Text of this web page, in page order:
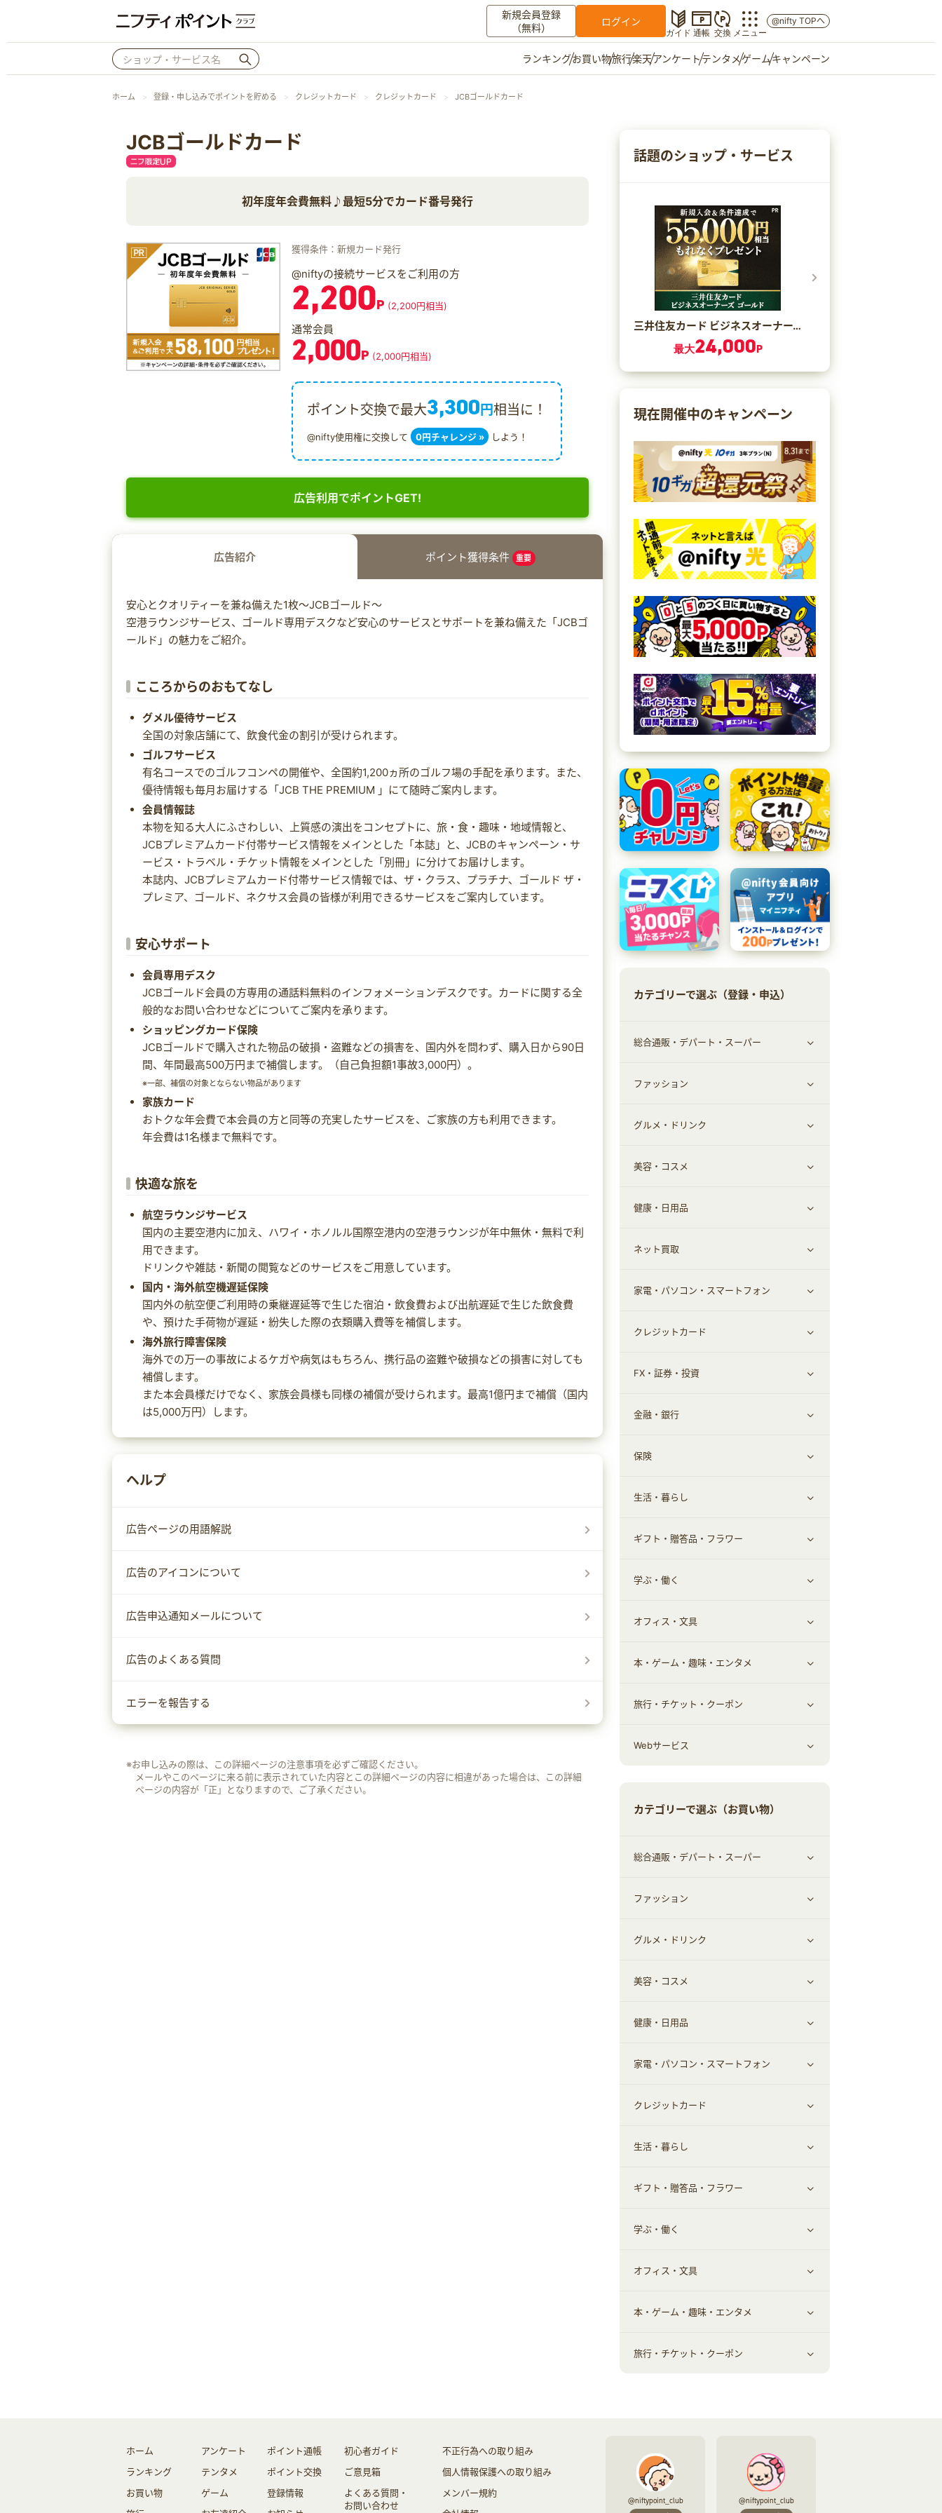
新規会員登録
（無料）
ログイン
ガイド 通帳 交換 メニュー
お知らせ
@nifty TOPへ
ランキングお買い物旅行楽天アンケートテンタメゲームキャンペーン
ホーム 登録・申し込みでポイントを貯める クレジットカード クレジットカード JCBゴールドカード
JCBゴールドカード
初年度年会費無料♪最短5分でカード番号発行
獲得条件：新規カード発行
@niftyの接続サービスをご利用の方
2,200P (2,200円相当)
通常会員
2,000P (2,000円相当)
ポイント交換で最大3,300円相当に！
@nifty使用権に交換して 0円チャレンジ » しよう！
広告利用でポイントGET!
広告紹介 ポイント獲得条件 重要
安心とクオリティーを兼ね備えた1枚～JCBゴールド～
空港ラウンジサービス、ゴールド専用デスクなど安心のサービスとサポートを兼ね備えた「JCBゴ
ールド」の魅力をご紹介。
こころからのおもてなし
グメル優待サービス
全国の対象店舗にて、飲食代金の割引が受けられます。
ゴルフサービス
有名コースでのゴルフコンペの開催や、全国約1,200ヵ所のゴルフ場の手配を承ります。また、
優待情報も毎月お届けする「JCB THE PREMIUM 」にて随時ご案内します。
会員情報誌
本物を知る大人にふさわしい、上質感の演出をコンセプトに、旅・食・趣味・地域情報と、
JCBプレミアムカード付帯サービス情報をメインとした「本誌」と、JCBのキャンペーン・サ
ービス・トラベル・チケット情報をメインとした「別冊」に分けてお届けします。
本誌内、JCBプレミアムカード付帯サービス情報では、ザ・クラス、プラチナ、ゴールド ザ・
プレミア、ゴールド、ネクサス会員の皆様が利用できるサービスをご案内しています。
安心サポート
会員専用デスク
JCBゴールド会員の方専用の通話料無料のインフォメーションデスクです。カードに関する全
般的なお問い合わせなどについてご案内を承ります。
ショッピングカード保険
JCBゴールドで購入された物品の破損・盗難などの損害を、国内外を問わず、購入日から90日
間、年間最高500万円まで補償します。（自己負担額1事故3,000円）。
※一部、補償の対象とならない物品があります
家族カード
おトクな年会費で本会員の方と同等の充実したサービスを、ご家族の方も利用できます。
年会費は1名様まで無料です。
快適な旅を
航空ラウンジサービス
国内の主要空港内に加え、ハワイ・ホノルル国際空港内の空港ラウンジが年中無休・無料で利
用できます。
ドリンクや雑誌・新聞の閲覧などのサービスをご用意しています。
国内・海外航空機遅延保険
国内外の航空便ご利用時の乗継遅延等で生じた宿泊・飲食費および出航遅延で生じた飲食費
や、預けた手荷物が遅延・紛失した際の衣類購入費等を補償します。
海外旅行障害保険
海外での万一の事故によるケガや病気はもちろん、携行品の盗難や破損などの損害に対しても
補償します。
また本会員様だけでなく、家族会員様も同様の補償が受けられます。最高1億円まで補償（国内
は5,000万円）します。
ヘルプ
広告ページの用語解説
広告のアイコンについて
広告申込通知メールについて
広告のよくある質問
エラーを報告する
※お申し込みの際は、この詳細ページの注意事項を必ずご確認ください。
メールやこのページに来る前に表示されていた内容とこの詳細ページの内容に相違があった場合は、この詳細
ページの内容が「正」となりますので、ご了承ください。
話題のショップ・サービス
三井住友カード ビジネスオーナーズ ゴールド（カード発行）
最大24,000P
現在開催中のキャンペーン
カテゴリーで選ぶ（登録・申込）
総合通販・デパート・スーパー
すべて見る
総合通販
ファッション
すべて見る
ファッション
インナー・下着
スーツ・フォーマル
グルメ・ドリンク
すべて見る
グルメ
お酒
食材宅配
ウォーターサーバー
美容・コスメ
すべて見る
ヘアケア
エステ・サロン
メンズ美容
健康・日用品
すべて見る
スポーツ・フィットネス
日用品・薬局・からだ
ネット買取
すべて見る
ネット買取
家電・パソコン・スマートフォン
すべて見る
家電・パソコン・ソフトウェア
通信・レンタルサーバー
スマホ・携帯電話・SIM
定額制有料コンテンツ
クレジットカード
すべて見る
クレジットカード
FX・証券・投資
すべて見る
証券
仮想通貨
その他投資
金融・銀行
銀行・ネット銀行
キャッシング・ローン
その他金融
保険
すべて見る
保険相談・面談
生活・暮らし
すべて見る
住まい・暮らし
不動産
引越し
エコ・エネルギー
車情報・カーシェア・レンタル
ギフト・贈答品・フラワー
すべて見る
ギフト・贈答品
学ぶ・働く
すべて見る
習い事・学習・学校
仕事・転職
オフィス・文具
すべて見る
オフィス・文具
本・ゲーム・趣味・エンタメ
すべて見る
ゲーム・趣味
旅行・チケット・クーポン
すべて見る
Webサービス
カテゴリーで選ぶ（お買い物）
総合通販・デパート・スーパー
すべて見る
総合通販
デパート・スーパー
ファッション
すべて見る
ファッション
インナー・下着
靴・フットウェア
小物・かばん
スーツ・フォーマル
グルメ・ドリンク
すべて見る
グルメ
ドリンク
お酒
食材宅配
美容・コスメ
すべて見る
スキンケア
メイクアップ
ヘアケア
メンズ美容
美容・ダイエット用品
脱毛用品
美容食品
健康・日用品
すべて見る
健康食品｜青汁・飲料
健康食品｜乳酸菌・ケフィア
健康食品｜その他
スポーツ・フィットネス
日用品・薬局・からだ
家電・パソコン・スマートフォン
すべて見る
家電・パソコン・ソフトウェア
スマホ・携帯電話・SIM
クレジットカード
すべて見る
クレジットカード
生活・暮らし
すべて見る
車情報・カーシェア・レンタル
お役立ち
生活雑貨・家具インテリア
赤ちゃん・こども・マタニティ
ギフト・贈答品・フラワー
すべて見る
ギフト・贈答品
フラワー
学ぶ・働く
すべて見る
習い事・学習・学校
オフィス・文具
すべて見る
オフィス・文具
本・ゲーム・趣味・エンタメ
すべて見る
本
旅行・チケット・クーポン
チケット・クーポン・チラシ
ホーム
ランキング
お買い物
アンケート
テンタメ
ゲーム
ポイント通帳
ポイント交換
登録情報
初心者ガイド
ご意見箱
よくある質問・
お問い合わせ
不正行為への取り組み
個人情報保護への取り組み
メンバー規約
@niftypoint_club @niftypoint_club